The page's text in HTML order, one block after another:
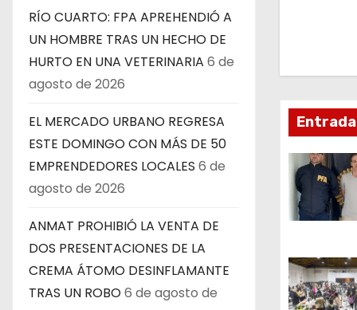
RÍO CUARTO: FPA APREHENDIÓ A
UN HOMBRE TRAS UN HECHO DE
HURTO EN UNA VETERINARIA 6 de
agosto de 2026
EL MERCADO URBANO REGRESA
ESTE DOMINGO CON MÁS DE 50
EMPRENDEDORES LOCALES 6 de
agosto de 2026
ANMAT PROHIBIÓ LA VENTA DE
DOS PRESENTACIONES DE LA
CREMA ÁTOMO DESINFLAMANTE
TRAS UN ROBO6 de agosto de
c
i
ó
n
e
e